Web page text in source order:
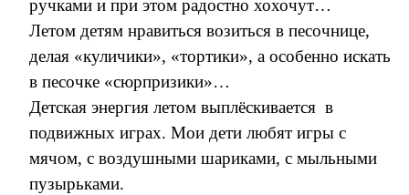
ручками и при этом радостно хохочут…
Летом детям нравиться возиться в песочнице,
делая «куличики», «тортики», а особенно искать
в песочке «сюрпризики»…
Детская энергия летом выплёскивается в
подвижных играх. Мои дети любят игры с
мячом, с воздушными шариками, с мыльными
пузырьками.